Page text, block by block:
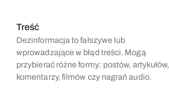
Treść
Dezinformacja to fałszywe lub
wprowadzające w błąd treści. Mogą
przybierać różne formy: postów, artykułów,
komentarzy, filmów czy nagrań audio.